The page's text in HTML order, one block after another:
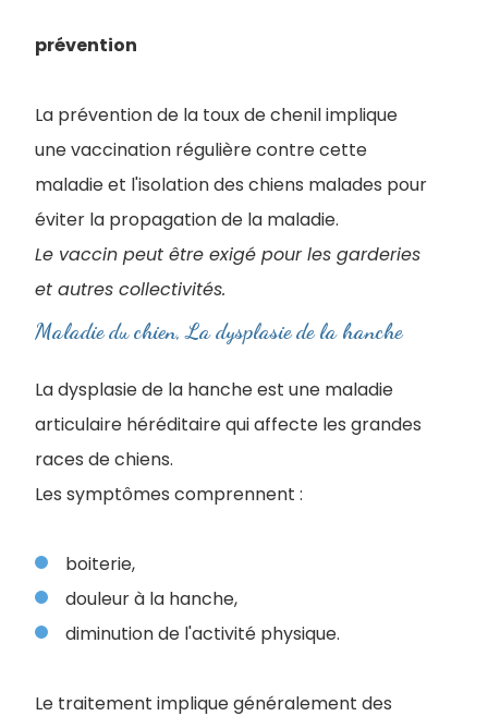
prévention
La prévention de la toux de chenil implique
une vaccination régulière contre cette
maladie et l'isolation des chiens malades pour
éviter la propagation de la maladie.
Le vaccin peut être exigé pour les garderies
et autres collectivités.
Maladie du chien, La dysplasie de la hanche
La dysplasie de la hanche est une maladie
articulaire héréditaire qui affecte les grandes
races de chiens.
Les symptômes comprennent :
boiterie,
douleur à la hanche,
diminution de l'activité physique.
Le traitement implique généralement des